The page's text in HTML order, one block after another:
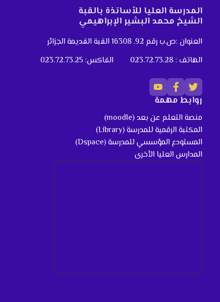
المدرسة العليا للأساتذة بالقبة
الشيخ محمد البشير الإبراهيمي
العنوان :ص.ب رقم 92. 16308 القبة القديمة الجزائر
الهاتف : 023.72.73.28
الفاكس: 023.72.73.25
روابط مهمة
منصة التعلم عن بعد (moodle)
المكتبة الرقمية للمدرسة (Library)
المستودع المؤسسي للمدرسة (Dspace)
المدارس العليا الأخرى